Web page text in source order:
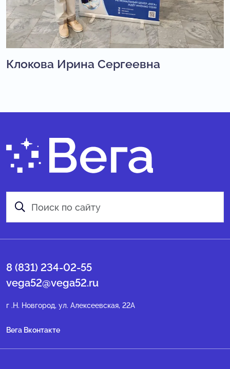
Клокова Ирина Сергеевна
8 (831) 234-02-55
vega52@vega52.ru
г .Н. Новгород, ул. Алексеевская, 22А
Вега Вконтакте